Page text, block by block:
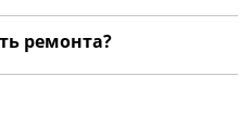
ремонта?